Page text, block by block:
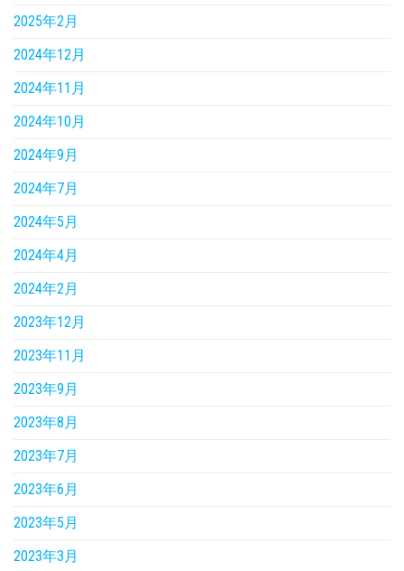
2025年2月
2024年12月
2024年11月
2024年10月
2024年9月
2024年7月
2024年5月
2024年4月
2024年2月
2023年12月
2023年11月
2023年9月
2023年8月
2023年7月
2023年6月
2023年5月
2023年3月